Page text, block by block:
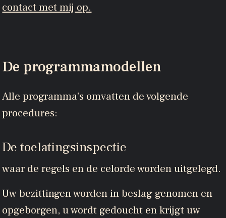
contact met mij op.
De programmamodellen
Alle programma's omvatten de volgende
procedures:
De toelatingsinspectie
waar de regels en de celorde worden uitgelegd.
Uw bezittingen worden in beslag genomen en
opgeborgen, u wordt gedoucht en krijgt uw